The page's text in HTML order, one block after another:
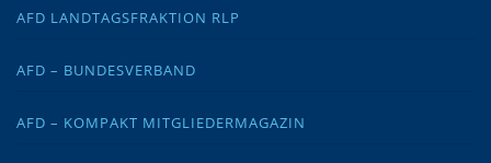
AFD LANDTAGSFRAKTION RLP
AFD – BUNDESVERBAND
AFD – KOMPAKT MITGLIEDERMAGAZIN